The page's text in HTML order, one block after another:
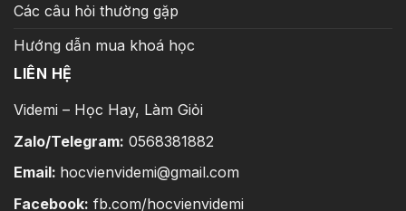
Các câu hỏi thường gặp
Hướng dẫn mua khoá học
LIÊN HỆ
Videmi – Học Hay, Làm Giỏi
Zalo/Telegram: 0568381882
Email: hocvienvidemi@gmail.com
Facebook: fb.com/hocvienvidemi